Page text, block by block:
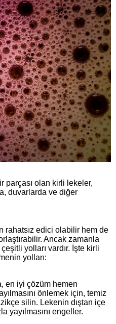
parçası olan kirli lekeler,
duvarlarda ve diğer
rahatsız edici olabilir hem de
Ancak zamanla
yolları vardır. İşte kirli
yolları:
en iyi çözüm hemen
önlemek için, temiz
silin. Lekenin dıştan içe
yayılmasını engeller.